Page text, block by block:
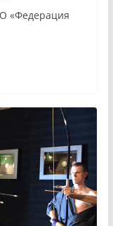
«Федерация